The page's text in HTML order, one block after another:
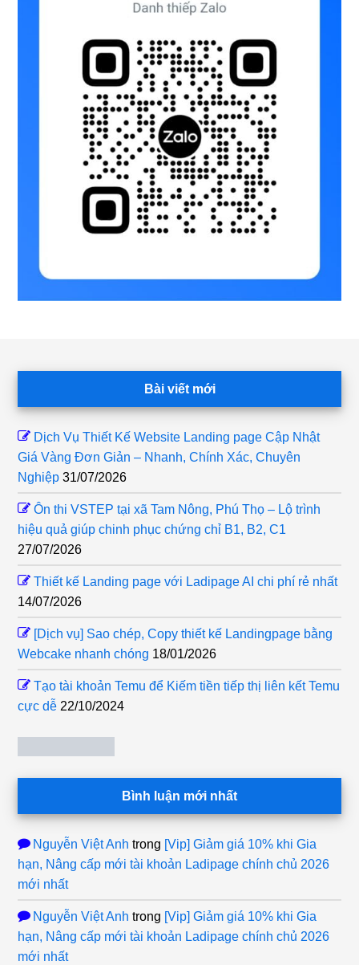
Bài viết mới
Dịch Vụ Thiết Kế Website Landing page Cập Nhật
Giá Vàng Đơn Giản – Nhanh, Chính Xác, Chuyên
Nghiệp 31/07/2026
Ôn thi VSTEP tại xã Tam Nông, Phú Thọ – Lộ trình
hiệu quả giúp chinh phục chứng chỉ B1, B2, C1
27/07/2026
Thiết kế Landing page với Ladipage AI chi phí rẻ nhất
14/07/2026
[Dịch vụ] Sao chép, Copy thiết kế Landingpage bằng
Webcake nhanh chóng 18/01/2026
Tạo tài khoản Temu để Kiếm tiền tiếp thị liên kết Temu
cực dễ 22/10/2024
Bình luận mới nhất
Nguyễn Việt Anh trong [Vip] Giảm giá 10% khi Gia
hạn, Nâng cấp mới tài khoản Ladipage chính chủ 2026
mới nhất
Nguyễn Việt Anh trong [Vip] Giảm giá 10% khi Gia
hạn, Nâng cấp mới tài khoản Ladipage chính chủ 2026
mới nhất